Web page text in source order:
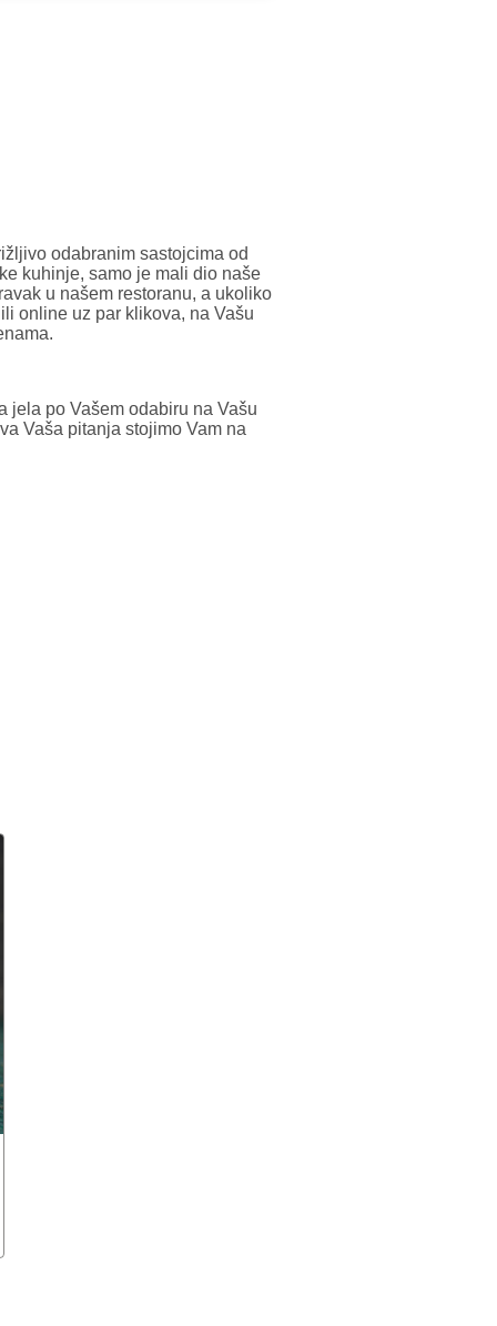
odabranim sastojcima od
kuhinje, samo je mali dio naše
u našem restoranu, a ukoliko
online uz par klikova, na Vašu
jela po Vašem odabiru na Vašu
Vaša pitanja stojimo Vam na